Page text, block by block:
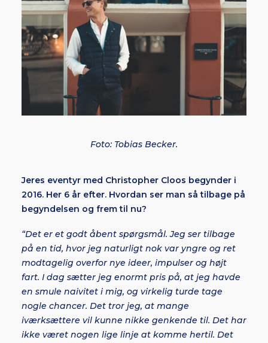
Foto: Tobias Becker.
Jeres eventyr med Christopher Cloos begynder i
2016. Her 6 år efter. Hvordan ser man så tilbage på
begyndelsen og frem til nu?
“Det er et godt åbent spørgsmål. Jeg ser tilbage
på en tid, hvor jeg naturligt nok var yngre og ret
modtagelig overfor nye ideer, impulser og højt
fart. I dag sætter jeg enormt pris på, at jeg havde
en smule naivitet i mig, og virkelig turde tage
nogle chancer. Det tror jeg, at mange
iværksættere vil kunne nikke genkende til. Det har
ikke været nogen lige linje at komme hertil. Det